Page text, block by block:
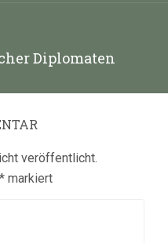
Diplomaten
veröffentlicht.
* markiert